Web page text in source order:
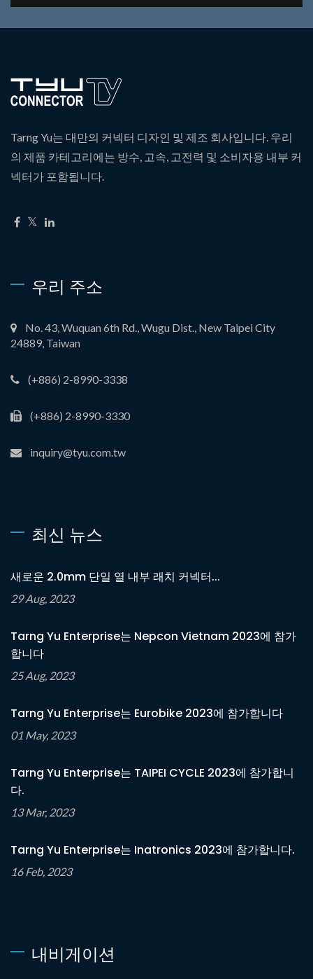
Tarng Yu는 대만의 커넥터 디자인 및 제조 회사입니다. 우리
의 제품 카테고리에는 방수, 고속, 고전력 및 소비자용 내부 커
넥터가 포함됩니다.
우리 주소
No. 43, Wuquan 6th Rd., Wugu Dist., New Taipei City
24889, Taiwan
(+886) 2-8990-3338
(+886) 2-8990-3330
inquiry@tyu.com.tw
최신 뉴스
새로운 2.0mm 단일 열 내부 래치 커넥터...
29 Aug, 2023
Tarng Yu Enterprise는 Nepcon Vietnam 2023에 참가
합니다
25 Aug, 2023
Tarng Yu Enterprise는 Eurobike 2023에 참가합니다
01 May, 2023
Tarng Yu Enterprise는 TAIPEI CYCLE 2023에 참가합니
다.
13 Mar, 2023
Tarng Yu Enterprise는 Inatronics 2023에 참가합니다.
16 Feb, 2023
내비게이션